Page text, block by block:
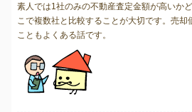
素人では1社のみの不動産査定金額が高いか
こで複数社と比較することが大切です。売却
こともよくある話です。